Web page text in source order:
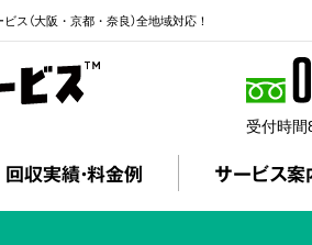
ス（大阪・京都・奈良）全地域対応！
受付時
回収実績・料金例 サービス案